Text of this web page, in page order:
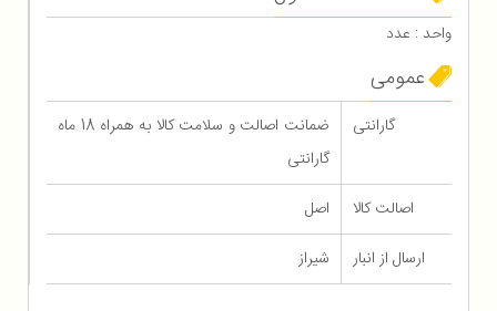
واحد : عدد
عمومی
گارانتی
ضمانت اصالت و سلامت کالا به همراه 18 ماه
گارانتی
اصالت کالا
اصل
ارسال از انبار
شیراز